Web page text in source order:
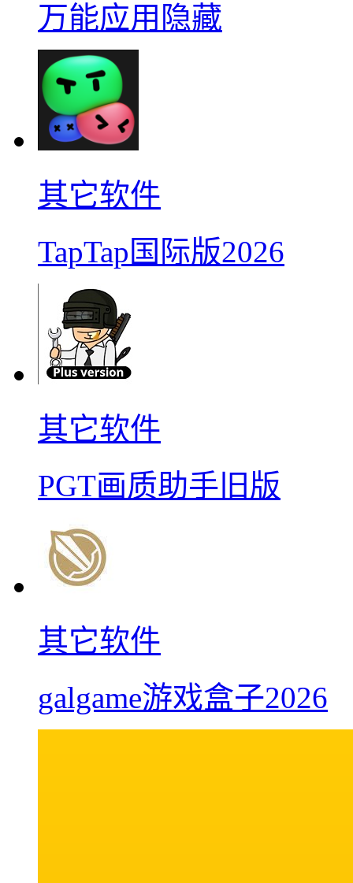
万能应用隐藏
其它软件
TapTap国际版2026
其它软件
PGT画质助手旧版
其它软件
galgame游戏盒子2026